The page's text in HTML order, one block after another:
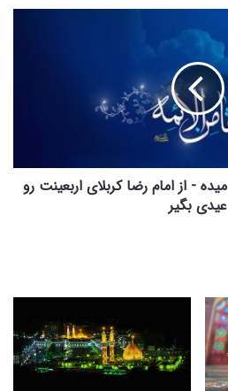
- از امام رضا کربلای اربعینت رو
عیدی بگیر